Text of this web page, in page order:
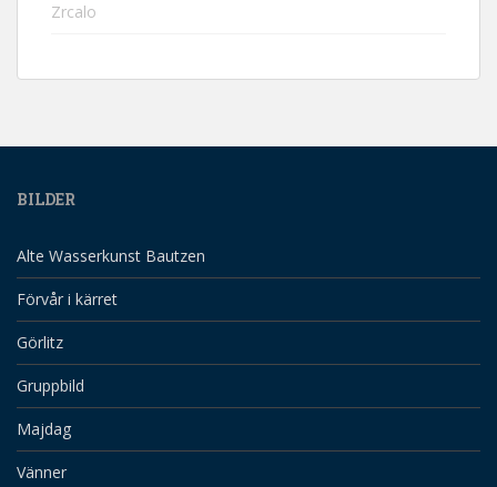
Zrcalo
BILDER
Alte Wasserkunst Bautzen
Förvår i kärret
Görlitz
Gruppbild
Majdag
Vänner